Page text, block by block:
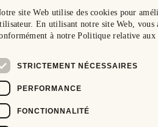
site Web utilise des cookies pour
En utilisant notre site Web, vous
à notre Politique relative aux
STRICTEMENT NÉCESSAIRES
PERFORMANCE
FONCTIONNALITÉ